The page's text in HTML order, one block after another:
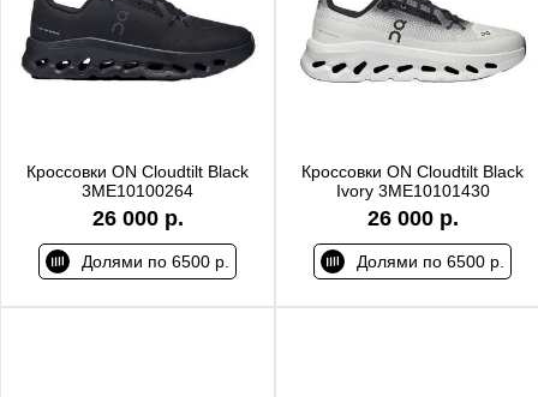
Кроссовки ON Cloudtilt Black
3ME10100264
26 000 р.
Долями по 6500 р.
Кроссовки ON Cloudtilt Black
Ivory 3ME10101430
26 000 р.
Долями по 6500 р.